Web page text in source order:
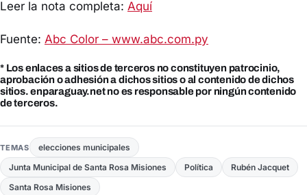
Leer la nota completa: Aquí
Fuente: Abc Color – www.abc.com.py
* Los enlaces a sitios de terceros no constituyen patrocinio,
aprobación o adhesión a dichos sitios o al contenido de dichos
sitios. enparaguay.net no es responsable por ningún contenido
de terceros.
TEMAS
elecciones municipales
Junta Municipal de Santa Rosa Misiones
Política
Rubén Jacquet
Santa Rosa Misiones